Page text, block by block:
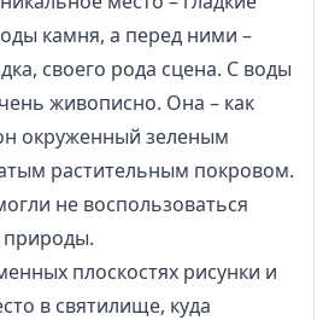
камня, а перед ними –
своего рода сцена. С воды
живописно. Она – как
окруженный зеленым
растительным покровом.
не воспользоваться
природы.
плоскостях рисунки и
в святилище, куда